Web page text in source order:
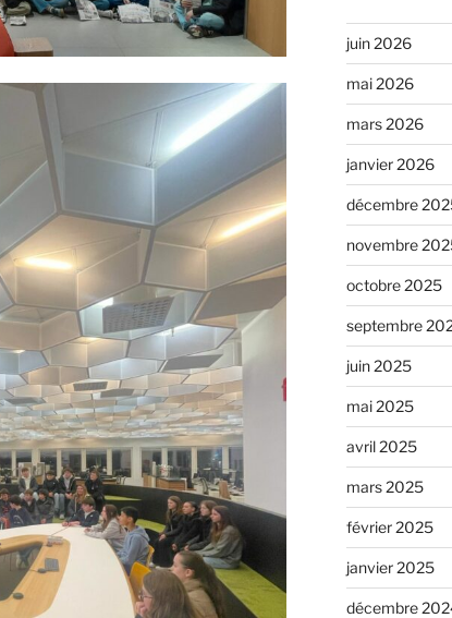
juin 2026
mai 2026
mars 2026
janvier 2026
décembre
novembre
octobre 2025
septembre
juin 2025
mai 2025
avril 2025
mars 2025
février 2025
janvier 2025
décembre